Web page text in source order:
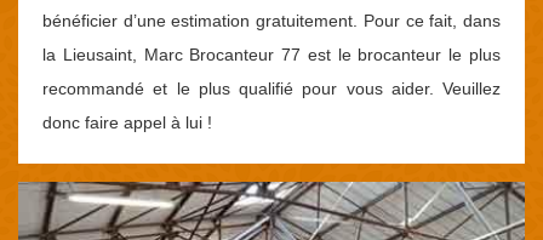
bénéficier d’une estimation gratuitement. Pour ce fait, dans
la Lieusaint, Marc Brocanteur 77 est le brocanteur le plus
recommandé et le plus qualifié pour vous aider. Veuillez
donc faire appel à lui !